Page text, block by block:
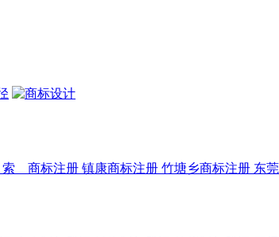
索 商标注册 镇康商标注册 竹塘乡商标注册 东